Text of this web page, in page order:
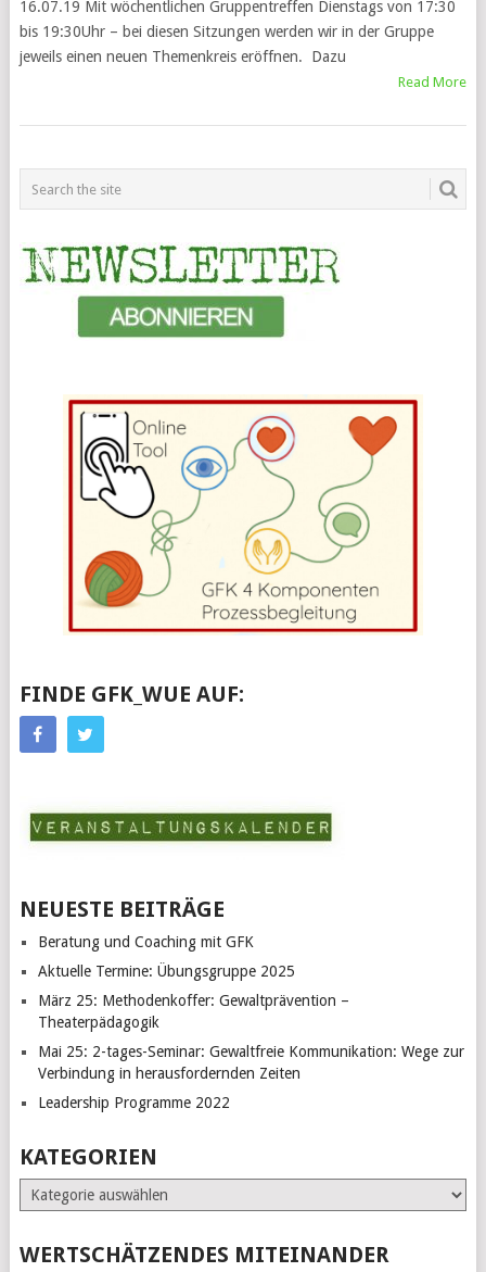
16.07.19 Mit wöchentlichen Gruppentreffen Dienstags von 17:30
bis 19:30Uhr – bei diesen Sitzungen werden wir in der Gruppe
jeweils einen neuen Themenkreis eröffnen. Dazu
Read More
POSTS
NAVIGATION
FINDE GFK_WUE AUF:
NEUESTE BEITRÄGE
Beratung und Coaching mit GFK
Aktuelle Termine: Übungsgruppe 2025
März 25: Methodenkoffer: Gewaltprävention –
Theaterpädagogik
Mai 25: 2-tages-Seminar: Gewaltfreie Kommunikation: Wege zur
Verbindung in herausfordernden Zeiten
Leadership Programme 2022
KATEGORIEN
Kategorien
WERTSCHÄTZENDES MITEINANDER